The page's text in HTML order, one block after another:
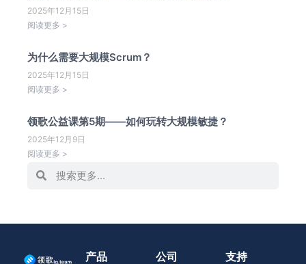
2025年12月15日
阅读更多 >
为什么需要大规模Scrum？
2025年12月15日
阅读更多 >
领歌公益课第5期——如何玩转大规模敏捷？
2025年12月9日
阅读更多 >
产品 公司 支持